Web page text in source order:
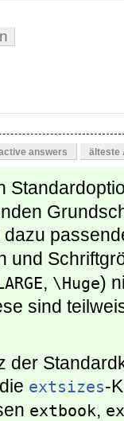
answers älteste
dazu
und
, \Huge)
sind
der
extsizes-
extbook,